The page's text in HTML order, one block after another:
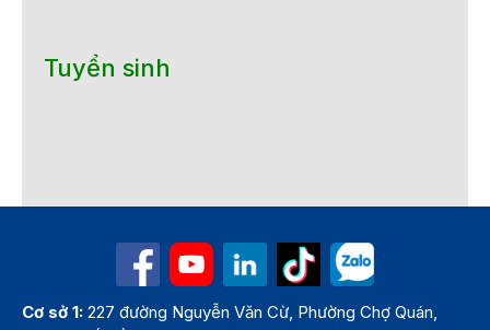
Tuyển sinh
Cơ sở 1: 227 đường Nguyễn Văn Cừ, Phường Chợ Quán,